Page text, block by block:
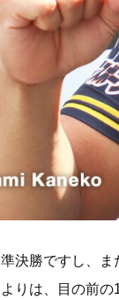
準決勝ですし、ま
よりは、目の前の